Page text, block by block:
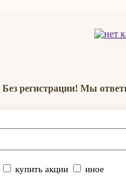
Без регистрации! Мы
купить акции иное